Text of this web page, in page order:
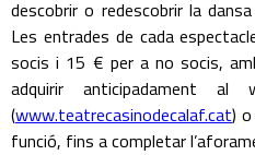
descobrir o redescobrir la
Les entrades de cada
socis i 15 € per a no socis,
adquirir anticipadament
(www.teatrecasinodecalaf.cat)
funció, fins a completar